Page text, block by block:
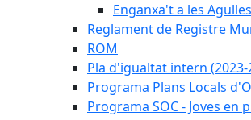
Enganxa't a les Agulles
Reglament de Registre
ROM
Pla d'igualtat intern (2023-
Programa Plans Locals
Programa SOC - Joves en